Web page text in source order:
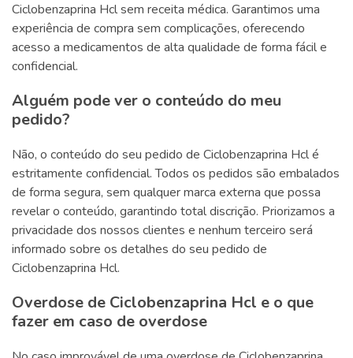
Ciclobenzaprina Hcl sem receita médica. Garantimos uma
experiência de compra sem complicações, oferecendo
acesso a medicamentos de alta qualidade de forma fácil e
confidencial.
Alguém pode ver o conteúdo do meu
pedido?
Não, o conteúdo do seu pedido de Ciclobenzaprina Hcl é
estritamente confidencial. Todos os pedidos são embalados
de forma segura, sem qualquer marca externa que possa
revelar o conteúdo, garantindo total discrição. Priorizamos a
privacidade dos nossos clientes e nenhum terceiro será
informado sobre os detalhes do seu pedido de
Ciclobenzaprina Hcl.
Overdose de Ciclobenzaprina Hcl e o que
fazer em caso de overdose